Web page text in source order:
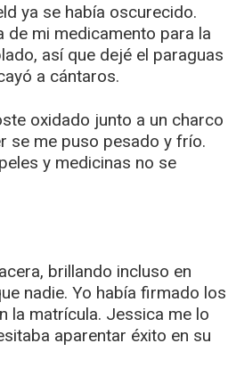
ya se había oscurecido.
de mi medicamento para la
así que dejé el paraguas
a cántaros.
oxidado junto a un charco
se me puso pesado y frío.
y medicinas no se
brillando incluso en
nadie. Yo había firmado los
la matrícula. Jessica me lo
aparentar éxito en su